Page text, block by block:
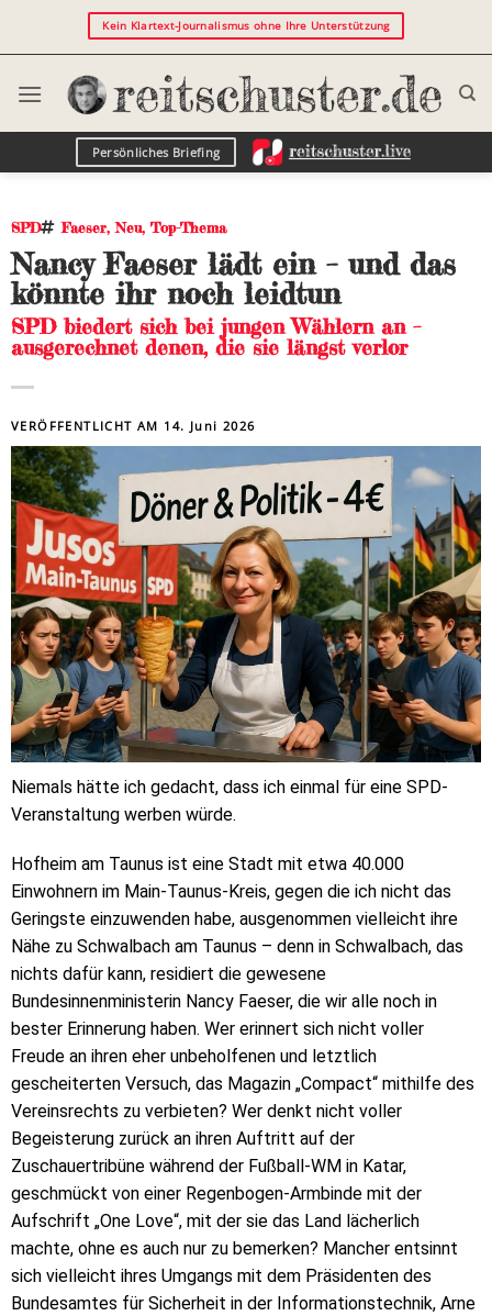
Kein Klartext-Journalismus ohne Ihre Unterstützung
Persönliches Briefing
SPD Faeser,Neu, Top-Thema
Nancy Faeser lädt ein – und das
könnte ihr noch leidtun
SPD biedert sich bei jungen Wählern an –
ausgerechnet denen, die sie längst verlor
VERÖFFENTLICHT AM 14. Juni 2026
Niemals hätte ich gedacht, dass ich einmal für eine SPD-
Veranstaltung werben würde.
Hofheim am Taunus ist eine Stadt mit etwa 40.000
Einwohnern im Main-Taunus-Kreis, gegen die ich nicht das
Geringste einzuwenden habe, ausgenommen vielleicht ihre
Nähe zu Schwalbach am Taunus – denn in Schwalbach, das
nichts dafür kann, residiert die gewesene
Bundesinnenministerin Nancy Faeser, die wir alle noch in
bester Erinnerung haben. Wer erinnert sich nicht voller
Freude an ihren eher unbeholfenen und letztlich
gescheiterten Versuch, das Magazin „Compact“ mithilfe des
Vereinsrechts zu verbieten? Wer denkt nicht voller
Begeisterung zurück an ihren Auftritt auf der
Zuschauertribüne während der Fußball-WM in Katar,
geschmückt von einer Regenbogen-Armbinde mit der
Aufschrift „One Love“, mit der sie das Land lächerlich
machte, ohne es auch nur zu bemerken? Mancher entsinnt
sich vielleicht ihres Umgangs mit dem Präsidenten des
Bundesamtes für Sicherheit in der Informationstechnik, Arne